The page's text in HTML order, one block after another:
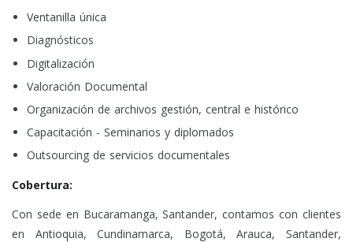
Ventanilla única
Diagnósticos
Digitalización
Valoración Documental
Organización de archivos gestión, central e histórico
Capacitación - Seminarios y diplomados
Outsourcing de servicios documentales
Cobertura:
Con sede en Bucaramanga, Santander, contamos con clientes
en Antioquia, Cundinamarca, Bogotá, Arauca, Santander,